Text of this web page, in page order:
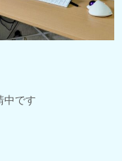
中です